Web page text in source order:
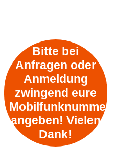
Bitte bei
Anfragen oder
Anmeldung
zwingend eure
Mobilfunknummer
angeben! Vielen
Dank!